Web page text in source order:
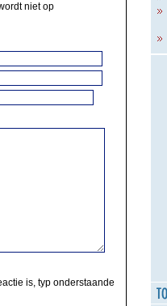
niet op
is, typ onderstaande